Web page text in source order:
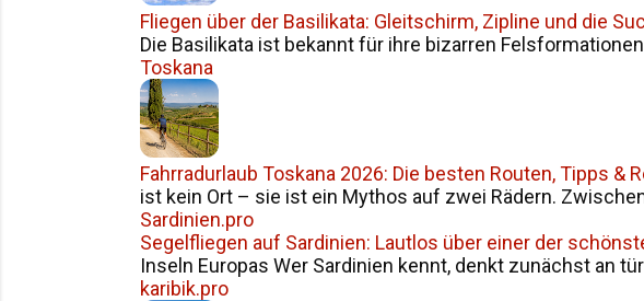
Fliegen über der Basilikata: Gleitschirm, Zipline und die
Die Basilikata ist bekannt für ihre bizarren
Toskana
Fahrradurlaub Toskana 2026: Die besten Routen, Tipps &
ist kein Ort – sie ist ein Mythos auf zwei Rädern.
Sardinien.pro
Segelfliegen auf Sardinien: Lautlos über einer der
Inseln Europas Wer Sardinien kennt, denkt zunächst an
karibik.pro